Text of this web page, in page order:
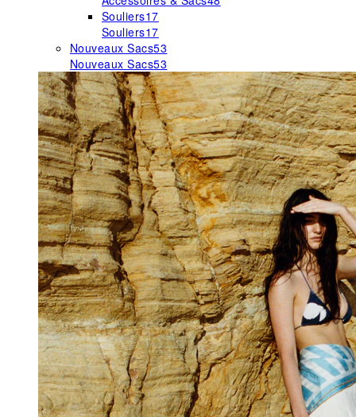
Souliers17
Souliers17
Nouveaux Sacs53
Nouveaux Sacs53